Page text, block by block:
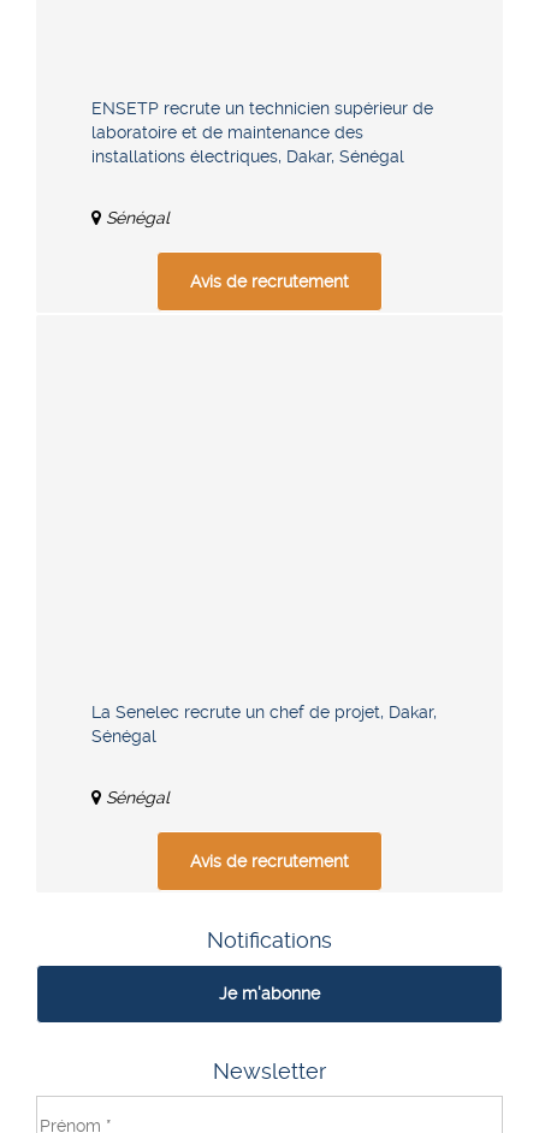
ENSETP recrute un technicien supérieur de
laboratoire et de maintenance des
installations électriques, Dakar, Sénégal
Sénégal
Avis de recrutement
La Senelec recrute un chef de projet, Dakar,
Sénégal
Sénégal
Avis de recrutement
Notifications
Je m'abonne
Newsletter